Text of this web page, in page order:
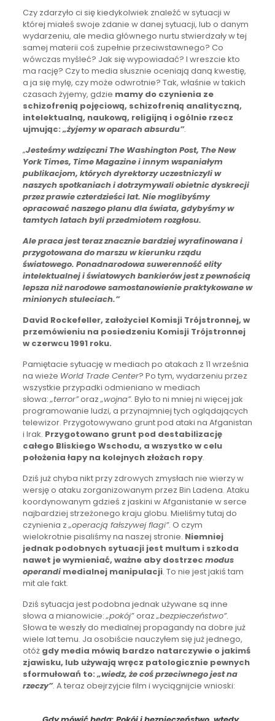
Czy zdarzyło ci się kiedykolwiek znaleźć w sytuacji w
której miałeś swoje zdanie w danej sytuacji, lub o danym
wydarzeniu, ale media głównego nurtu stwierdzały w tej
samej materii coś zupełnie przeciwstawnego? Co
wówczas myśleć? Jak się wypowiadać? I wreszcie kto
ma rację? Czy to media słusznie oceniają daną kwestię,
a ja się mylę, czy może odwrotnie? Tak, właśnie w takich
czasach żyjemy, gdzie mamy do czynienia ze
schizofrenią pojęciową, schizofrenią analityczną,
intelektualną, naukową, religijną i ogólnie rzecz
ujmując:„żyjemy w oparach absurdu”.
„Jesteśmy wdzięczni The Washington Post, The New
York Times, Time Magazine i innym wspaniałym
publikacjom, których dyrektorzy uczestniczyli w
naszych spotkaniach i dotrzymywali obietnic dyskrecji
przez prawie czterdzieści lat. Nie moglibyśmy
opracować naszego planu dla świata, gdybyśmy w
tamtych latach byli przedmiotem rozgłosu.
Ale praca jest teraz znacznie bardziej wyrafinowana i
przygotowana do marszu w kierunku rządu
światowego. Ponadnarodowa suwerenność elity
intelektualnej i światowych bankierów jest z pewnością
lepsza niż narodowe samostanowienie praktykowane w
minionych stuleciach.”
David Rockefeller, założyciel Komisji Trójstronnej, w
przemówieniu na posiedzeniu Komisji Trójstronnej
w czerwcu 1991 roku.
Pamiętacie sytuację w mediach po atakach z 11 września
na wieże World Trade Center? Po tym, wydarzeniu przez
wszystkie przypadki odmieniano w mediach
słowa:„terror”oraz„wojna”. Było to ni mniej ni więcej jak
programowanie ludzi, a przynajmniej tych oglądających
telewizor. Przygotowywano grunt pod ataki na Afganistan
i Irak. Przygotowano grunt pod destabilizację
całego Bliskiego Wschodu, a wszystko w celu
położenia łapy na kolejnych złożach ropy.
Dziś już chyba nikt przy zdrowych zmysłach nie wierzy w
wersję o ataku zorganizowanym przez Bin Ladena. Ataku
koordynowanym gdzieś z jaskini w Afganistanie w serce
najbardziej strzeżonego kraju globu. Mieliśmy tutaj do
czynienia z„operacją fałszywej flagi”. O czym
wielokrotnie pisaliśmy na naszej stronie. Niemniej
jednak podobnych sytuacji jest multum i szkoda
nawet je wymieniać, ważne aby dostrzec modus
operandi medialnej manipulacji. To nie jest jakiś tam
mit ale fakt.
Dziś sytuacja jest podobna jednak używane są inne
słowa a mianowicie:„pokój”oraz„bezpieczeństwo”.
Słowa te weszły do medialnej propagandy na dobre już
wiele lat temu. Ja osobiście nauczyłem się już jednego,
otóż gdy media mówią bardzo natarczywie o jakimś
zjawisku, lub używają wręcz patologicznie pewnych
sformułowań to:„wiedz, że coś przeciwnego jest na
rzeczy”. A teraz obejrzyjcie film i wyciągnijcie wnioski: